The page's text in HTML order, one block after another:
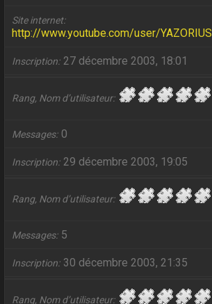
Site internet
http://www.youtube.com/user/YAZORIUS
Inscription 27 décembre 2003, 18:01
Rang, Nom d’utilisateur
Messages 0
Inscription 29 décembre 2003, 19:05
Rang, Nom d’utilisateur
Messages 5
Inscription 30 décembre 2003, 21:35
Rang, Nom d’utilisateur